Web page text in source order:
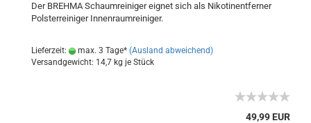
Der BREHMA Schaumreiniger eignet sich als Nikotinentferner
Polsterreiniger Innenraumreiniger.
Lieferzeit: max. 3 Tage* (Ausland abweichend)
Versandgewicht: 14,7 kg je Stück
49,99 EUR